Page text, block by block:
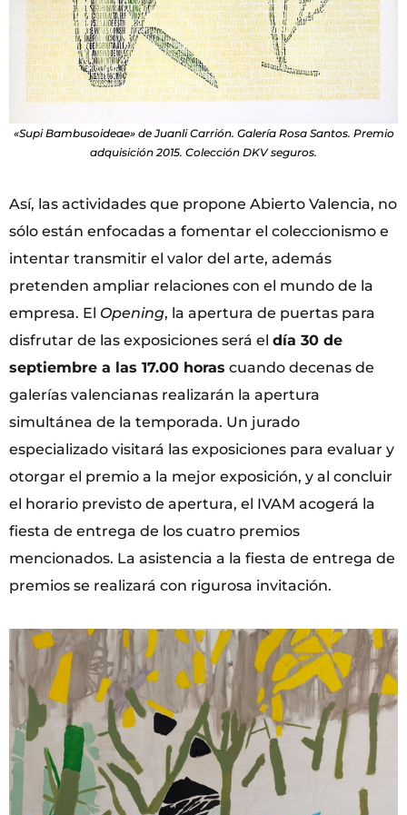
«Supi Bambusoideae» de Juanli Carrión. Galería Rosa Santos. Premio
adquisición 2015. Colección DKV seguros.
Así, las actividades que propone Abierto Valencia, no
sólo están enfocadas a fomentar el coleccionismo e
intentar transmitir el valor del arte, además
pretenden ampliar relaciones con el mundo de la
empresa. El Opening, la apertura de puertas para
disfrutar de las exposiciones será el día 30 de
septiembre a las 17.00 horas cuando decenas de
galerías valencianas realizarán la apertura
simultánea de la temporada. Un jurado
especializado visitará las exposiciones para evaluar y
otorgar el premio a la mejor exposición, y al concluir
el horario previsto de apertura, el IVAM acogerá la
fiesta de entrega de los cuatro premios
mencionados. La asistencia a la fiesta de entrega de
premios se realizará con rigurosa invitación.